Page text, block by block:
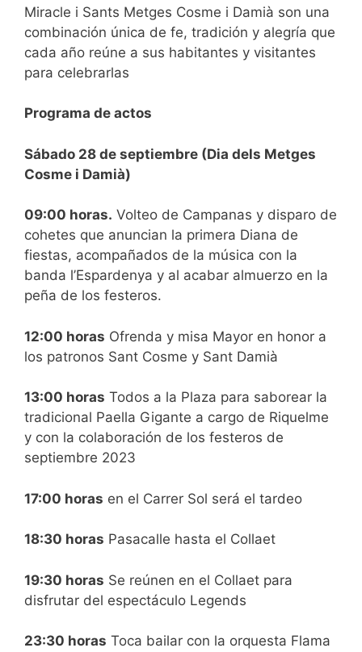
Miracle i Sants Metges Cosme i Damià son una
combinación única de fe, tradición y alegría que
cada año reúne a sus habitantes y visitantes
para celebrarlas
Programa de actos
Sábado 28 de septiembre (Dia dels Metges
Cosme i Damià)
09:00 horas. Volteo de Campanas y disparo de
cohetes que anuncian la primera Diana de
fiestas, acompañados de la música con la
banda l’Espardenya y al acabar almuerzo en la
peña de los festeros.
12:00 horas Ofrenda y misa Mayor en honor a
los patronos Sant Cosme y Sant Damià
13:00 horas Todos a la Plaza para saborear la
tradicional Paella Gigante a cargo de Riquelme
y con la colaboración de los festeros de
septiembre 2023
17:00 horas en el Carrer Sol será el tardeo
18:30 horas Pasacalle hasta el Collaet
19:30 horas Se reúnen en el Collaet para
disfrutar del espectáculo Legends
23:30 horas Toca bailar con la orquesta Flama